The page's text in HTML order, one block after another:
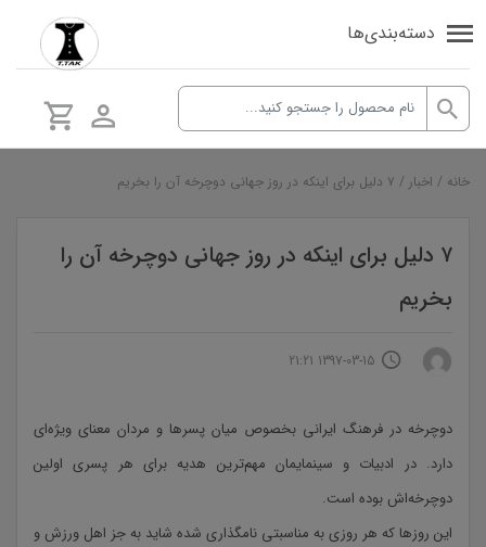
دسته‌بندی‌ها
خانه / اخبار / ۷ دلیل برای اینکه در روز جهانی دوچرخه آن را بخریم
۷ دلیل برای اینکه در روز جهانی دوچرخه آن را
بخریم
1397-03-15 21:21
دوچرخه در فرهنگ ایرانی بخصوص میان پسرها و مردان معنای ویژه‌ای
دارد. در ادبیات و سینمایمان مهم‌ترین هدیه برای هر پسری اولین
دوچرخه‌اش بوده است.
این روزها که هر روزی به مناسبتی نامگذاری شده شاید به جز اهل ورزش و